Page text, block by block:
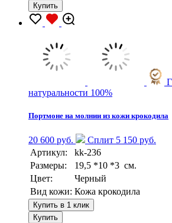
Купить
натуральности 100%
Портмоне на молнии из кожи крокодила
20 600 руб.
Сплит 5 150 руб.
Артикул:
kk-236
Размеры:
19,5 *10 *3 см.
Цвет:
Черный
Вид кожи: Кожа крокодила
Купить в 1 клик
Купить